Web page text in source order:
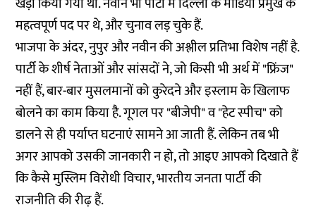
महत्वपूर्ण पद पर थे, और चुनाव लड़ चुके हैं.
भाजपा के अंदर, नुपुर और नवीन की अश्लील प्रतिभा विशेष नहीं है.
पार्टी के शीर्ष नेताओं और सांसदों ने, जो किसी भी अर्थ में "फ्रिंज"
नहीं हैं, बार-बार मुसलमानों को कुरेदने और इस्लाम के खिलाफ
बोलने का काम किया है. गूगल पर "बीजेपी" व "हेट स्पीच" को
डालने से ही पर्याप्त घटनाएं सामने आ जाती हैं. लेकिन तब भी
अगर आपको उसकी जानकारी न हो, तो आइए आपको दिखाते हैं
कि कैसे मुस्लिम विरोधी विचार, भारतीय जनता पार्टी की
राजनीति की रीढ़ हैं.